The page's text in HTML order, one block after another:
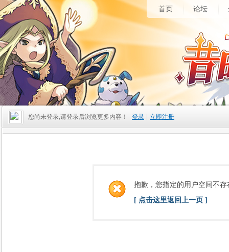
首页 论坛
您尚未登录,请登录后浏览更多内容！ 登录 立即注册
抱歉，您指定的用户空间不存
[ 点击这里返回上一页 ]